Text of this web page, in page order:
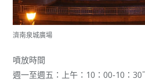
濟南泉城廣場
噴放時間
週一至週五：上午：10：00-10：30